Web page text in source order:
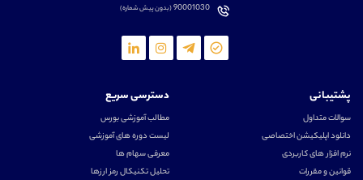
90001030(بدون پیش شماره)
پشتیبانی
سوالات متداول
دانلود اپلیکیشن اختصاصی
نرم افزار های کاربردی
قوانین و مقررات
دسترسی سریع
مطالب آموزشی بورس
لیست دوره های آموزشی
معرفی سهام ها
تحلیل تکنیکال رمز ارزها